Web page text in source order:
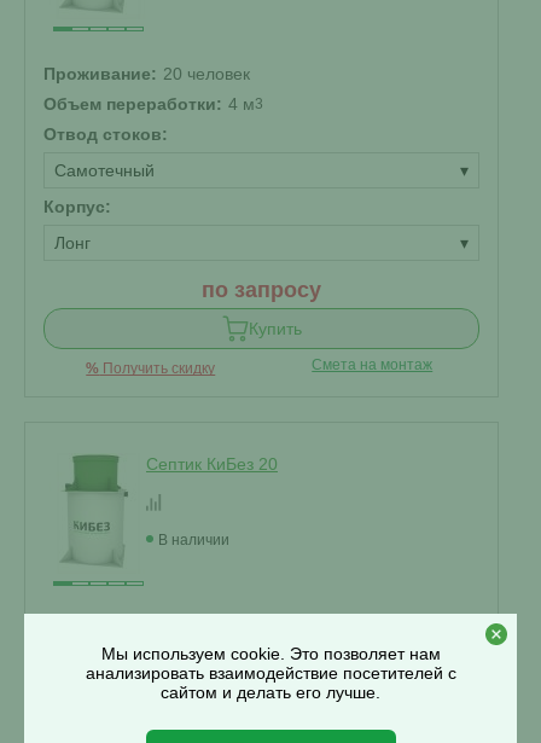
Проживание: 20 человек
Объем переработки: 4 м3
Отвод стоков:
Самотечный
▾
Корпус:
Лонг
▾
по запросу
Купить
% Получить скидку Смета на монтаж
Септик КиБез 20
В наличии
Объем переработки: 4 м3
Отвод стоков:
Мы используем cookie. Это позволяет нам
анализировать взаимодействие посетителей с
сайтом и делать его лучше.